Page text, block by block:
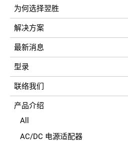
为何选择翌胜
解决方案
最新消息
型录
联络我们
产品介绍
All
AC/DC 电源适配器